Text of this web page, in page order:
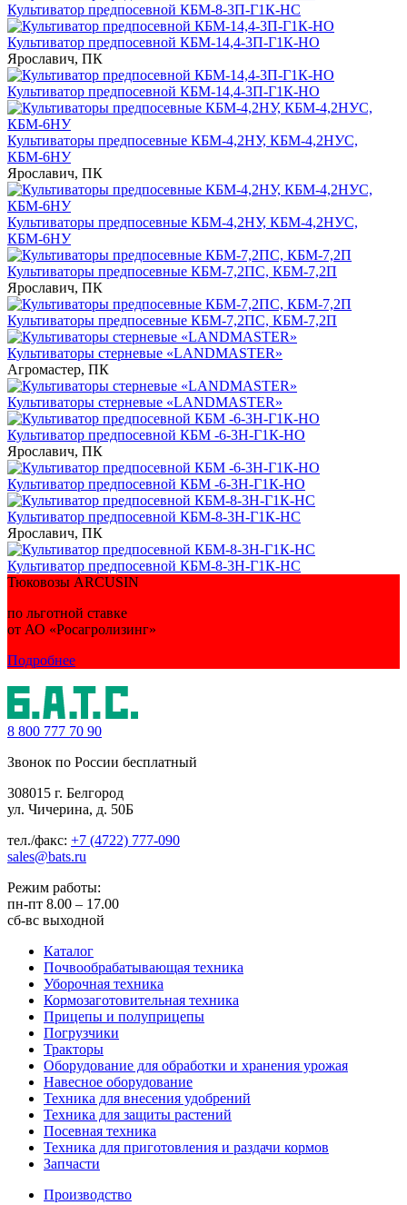
Культиватор предпосевной КБМ-8-3П-Г1К-НС
Культиватор предпосевной КБМ-14,4-3П-Г1К-НО
Ярославич, ПК
Культиватор предпосевной КБМ-14,4-3П-Г1К-НО
Культиваторы предпосевные КБМ-4,2НУ, КБМ-4,2НУС,
КБМ-6НУ
Ярославич, ПК
Культиваторы предпосевные КБМ-4,2НУ, КБМ-4,2НУС,
КБМ-6НУ
Культиваторы предпосевные КБМ-7,2ПС, КБМ-7,2П
Ярославич, ПК
Культиваторы предпосевные КБМ-7,2ПС, КБМ-7,2П
Культиваторы стерневые «LANDMASTER»
Агромастер, ПК
Культиваторы стерневые «LANDMASTER»
Культиватор предпосевной КБМ -6-3Н-Г1К-НО
Ярославич, ПК
Культиватор предпосевной КБМ -6-3Н-Г1К-НО
Культиватор предпосевной КБМ-8-3Н-Г1К-НС
Ярославич, ПК
Культиватор предпосевной КБМ-8-3Н-Г1К-НС
Тюковозы ARCUSIN
по льготной ставке
от АО «Росагролизинг»
Подробнее
8 800 777 70 90
Звонок по России бесплатный
308015 г. Белгород
ул. Чичерина, д. 50Б
тел./факс: +7 (4722) 777-090
sales@bats.ru
Режим работы:
пн-пт 8.00 – 17.00
сб-вс выходной
Каталог
Почвообрабатывающая техника
Уборочная техника
Кормозаготовительная техника
Прицепы и полуприцепы
Погрузчики
Тракторы
Оборудование для обработки и хранения урожая
Навесное оборудование
Техника для внесения удобрений
Техника для защиты растений
Посевная техника
Техника для приготовления и раздачи кормов
Запчасти
Производство